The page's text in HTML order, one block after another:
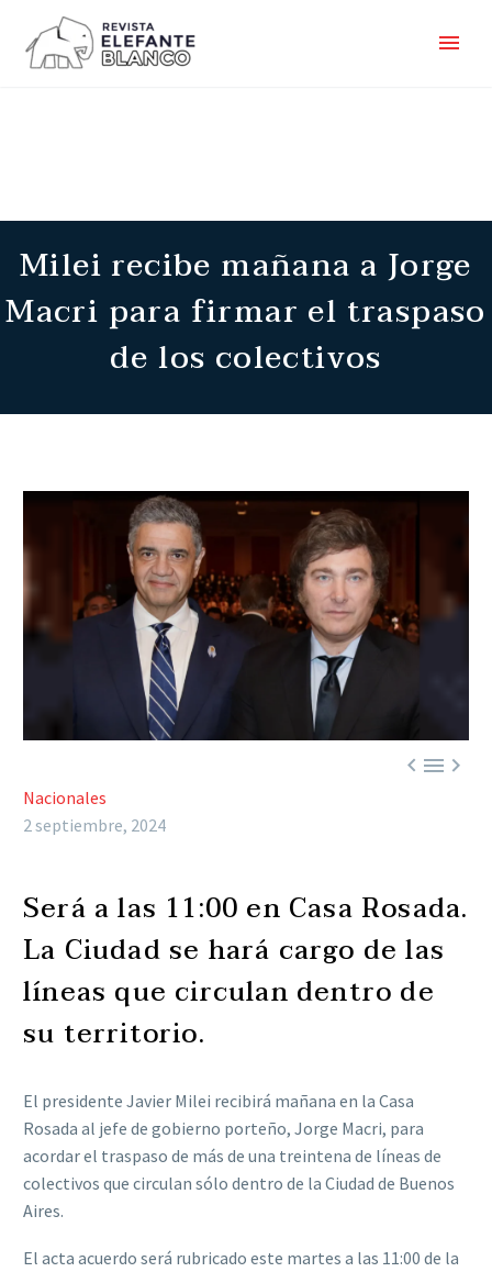
Milei recibe mañana a Jorge
Macri para firmar el traspaso
de los colectivos

Nacionales
2 septiembre, 2024
Será a las 11:00 en Casa Rosada.
La Ciudad se hará cargo de las
líneas que circulan dentro de
su territorio.
El presidente Javier Milei recibirá mañana en la Casa
Rosada al jefe de gobierno porteño, Jorge Macri, para
acordar el traspaso de más de una treintena de líneas de
colectivos que circulan sólo dentro de la Ciudad de Buenos
Aires.
El acta acuerdo será rubricado este martes a las 11:00 de la